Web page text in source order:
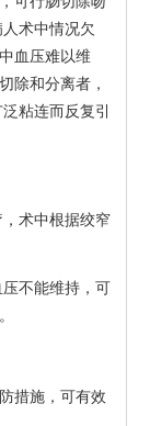
术中情况欠
血压难以维
除和分离者，
粘连而反复引
，术中根据绞窄
不能维持，可
措施，可有效